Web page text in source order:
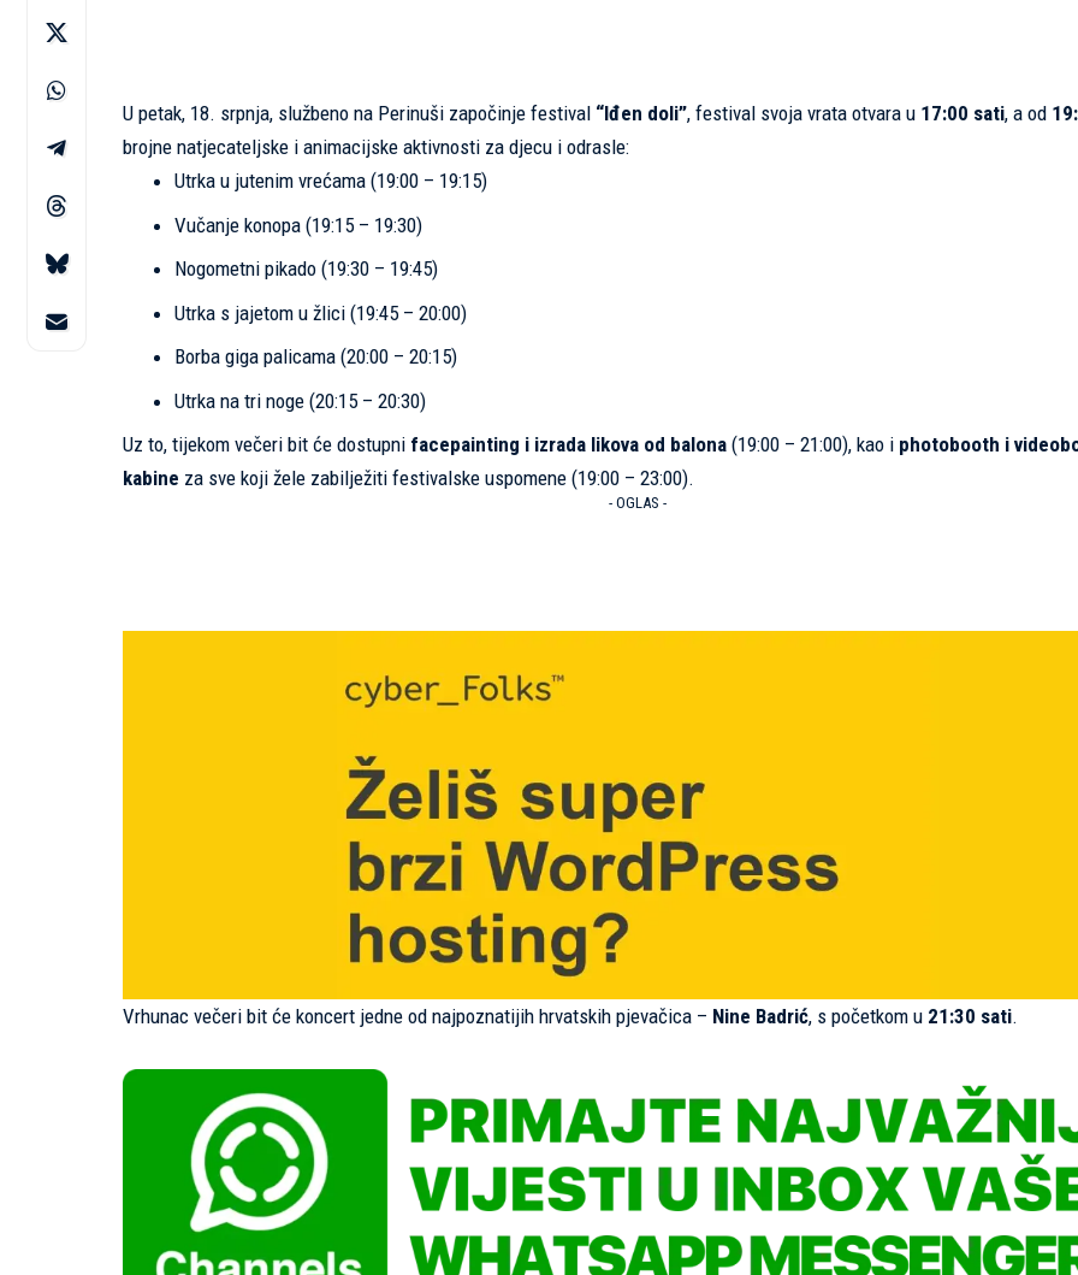
U petak, 18. srpnja, službeno na Perinuši započinje festival “Iđen doli”, festival svoja vrata otvara u 17:00 sati, a od
brojne natjecateljske i animacijske aktivnosti za djecu i odrasle:
Utrka u jutenim vrećama (19:00 – 19:15)
Vučanje konopa (19:15 – 19:30)
Nogometni pikado (19:30 – 19:45)
Utrka s jajetom u žlici (19:45 – 20:00)
Borba giga palicama (20:00 – 20:15)
Utrka na tri noge (20:15 – 20:30)
Uz to, tijekom večeri bit će dostupni facepainting i izrada likova od balona (19:00 – 21:00), kao i photobooth i
kabine za sve koji žele zabilježiti festivalske uspomene (19:00 – 23:00).
- OGLAS -
Vrhunac večeri bit će koncert jedne od najpoznatijih hrvatskih pjevačica – Nine Badrić, s početkom u 21:30 sati.